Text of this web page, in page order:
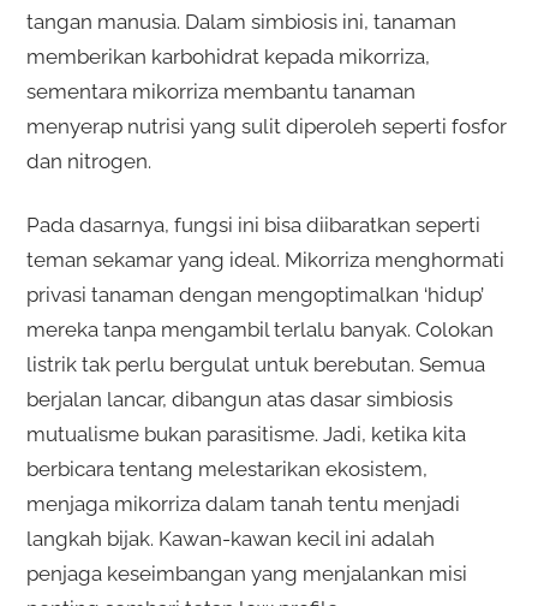
tangan manusia. Dalam simbiosis ini, tanaman
memberikan karbohidrat kepada mikorriza,
sementara mikorriza membantu tanaman
menyerap nutrisi yang sulit diperoleh seperti fosfor
dan nitrogen.
Pada dasarnya, fungsi ini bisa diibaratkan seperti
teman sekamar yang ideal. Mikorriza menghormati
privasi tanaman dengan mengoptimalkan ‘hidup’
mereka tanpa mengambil terlalu banyak. Colokan
listrik tak perlu bergulat untuk berebutan. Semua
berjalan lancar, dibangun atas dasar simbiosis
mutualisme bukan parasitisme. Jadi, ketika kita
berbicara tentang melestarikan ekosistem,
menjaga mikorriza dalam tanah tentu menjadi
langkah bijak. Kawan-kawan kecil ini adalah
penjaga keseimbangan yang menjalankan misi